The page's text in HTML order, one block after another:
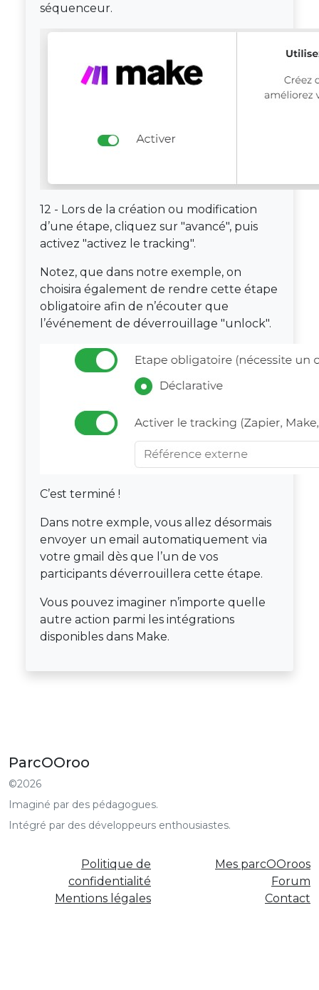
séquenceur.
12 - Lors de la création ou modification
d’une étape, cliquez sur "avancé", puis
activez "activez le tracking".
Notez, que dans notre exemple, on
choisira également de rendre cette étape
obligatoire afin de n’écouter que
l’événement de déverrouillage "unlock".
C’est terminé !
Dans notre exmple, vous allez désormais
envoyer un email automatiquement via
votre gmail dès que l’un de vos
participants déverrouillera cette étape.
Vous pouvez imaginer n’importe quelle
autre action parmi les intégrations
disponibles dans Make.
ParcOOroo
©2026
Imaginé par des pédagogues.
Intégré par des développeurs enthousiastes.
Politique de
confidentialité
Mentions légales
Mes parcOOroos
Forum
Contact